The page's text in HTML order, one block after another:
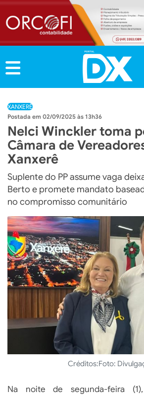
XANXERÊ
02/09/2025 às 13h36
Nelci Winckler toma
Câmara de
Xanxerê
Suplente do PP assume vaga
Berto e promete mandato
no compromisso comunitário
Créditos:Foto:
Na noite de segunda-feira